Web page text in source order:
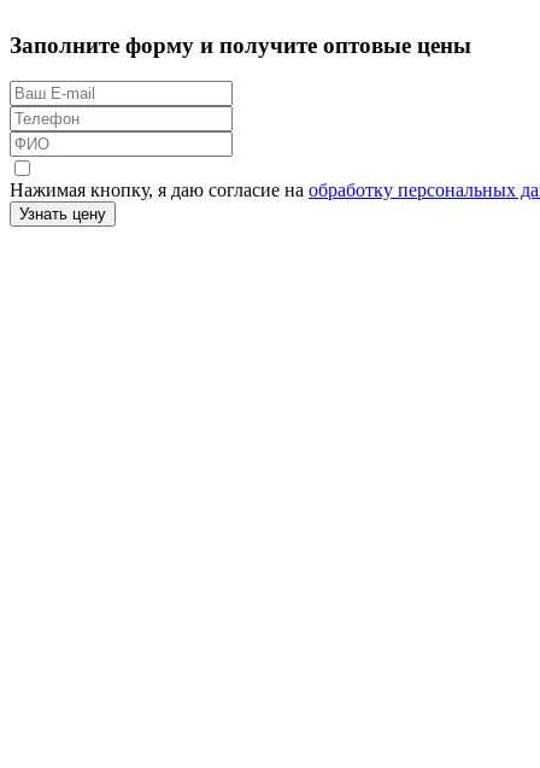
Заполните форму и получите оптовые цены
Нажимая кнопку, я даю согласие на обработку персональных
Узнать цену